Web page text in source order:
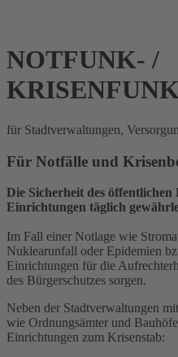
NOTFUNK- /
für Stadtverwaltungen,
Für Notfälle und
Die Sicherheit des
Einrichtungen täglich
Im Fall einer Notlage wie
Nuklearunfall oder Epidemien
Einrichtungen für die
des Bürgerschutzes sorgen.
Neben der Stadtverwaltungen
wie Ordnungsämter und
Einrichtungen zum Krisenstab: